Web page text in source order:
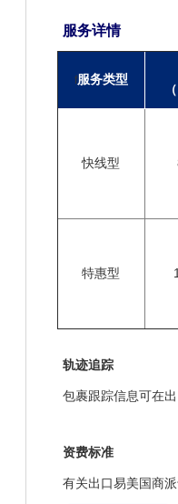
服务详情
f服务类型
快线型
特惠型
轨迹追踪
包裹跟踪信息可在
资费标准
有关出口易美国商